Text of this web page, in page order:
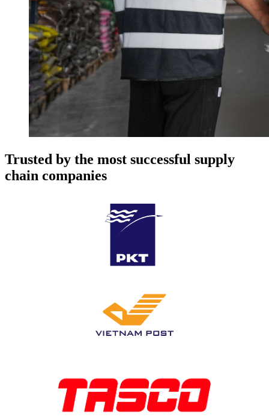
Trusted by the most successful supply
chain companies